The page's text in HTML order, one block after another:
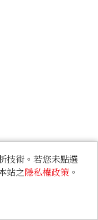
技術。若您未點選
站之隱私權政策 。